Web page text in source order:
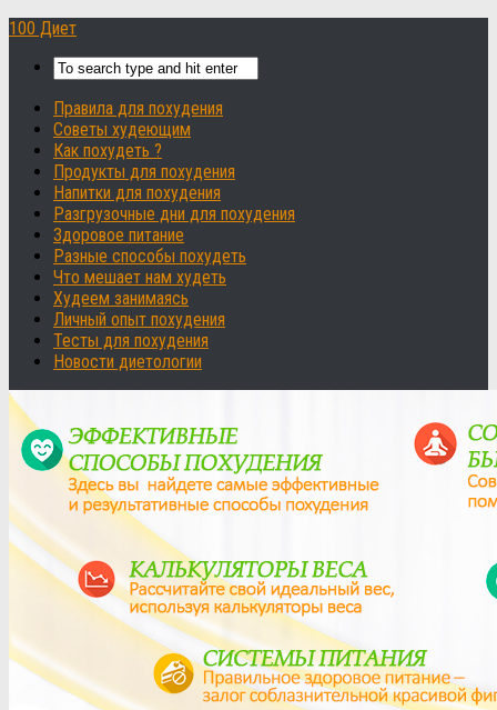
100 Диет
Правила для похудения
Советы худеющим
Как похудеть ?
Продукты для похудения
Напитки для похудения
Разгрузочные дни для похудения
Здоровое питание
Разные способы похудеть
Что мешает нам худеть
Худеем занимаясь
Личный опыт похудения
Тесты для похудения
Новости диетологии